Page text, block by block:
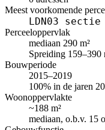
Meest voorkomende
LDN03 sectie
Perceeloppervlak
mediaan 290 m²
Spreiding 159–390
Bouwperiode
2015–2019
100% in de jaren
Woonoppervlakte
~188 m²
mediaan, o.b.v. 15